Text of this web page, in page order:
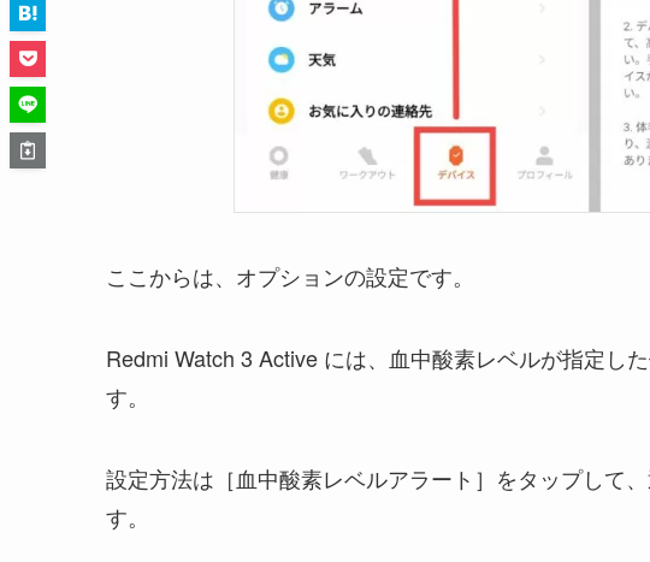
ここからは、オプションの設定です。
Redmi Watch 3 Active には、血中酸素レベルが指定し
す。
設定方法は［血中酸素レベルアラート］をタップして
す。